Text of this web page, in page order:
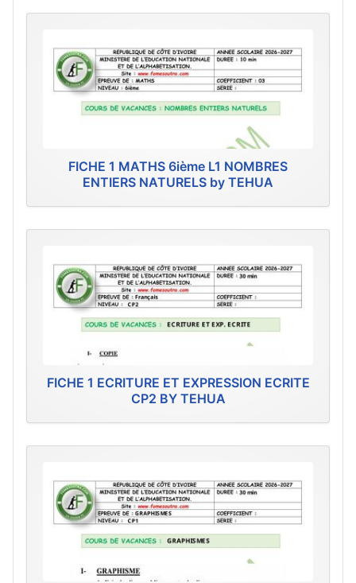
FICHE 1 MATHS 6ième L1 NOMBRES
ENTIERS NATURELS by TEHUA
FICHE 1 ECRITURE ET EXPRESSION ECRITE
CP2 BY TEHUA